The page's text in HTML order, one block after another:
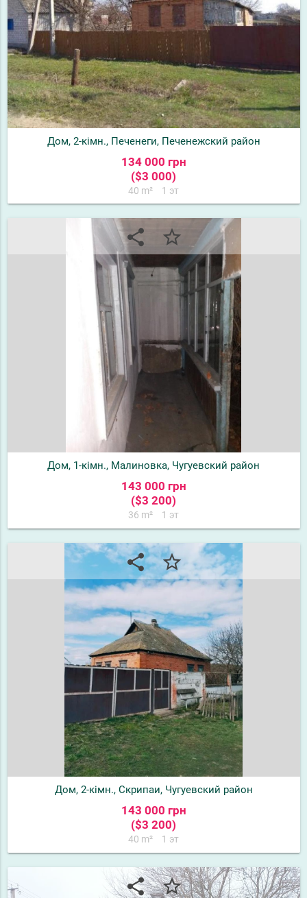
Дом, 2-кімн., Печенеги, Печенежский район
134 000 грн
($3 000)
40 m² 1 эт
share star_border
Дом, 1-кімн., Малиновка, Чугуевский район
143 000 грн
($3 200)
36 m² 1 эт
share star_border
Дом, 2-кімн., Скрипаи, Чугуевский район
143 000 грн
($3 200)
40 m² 1 эт
share star_border